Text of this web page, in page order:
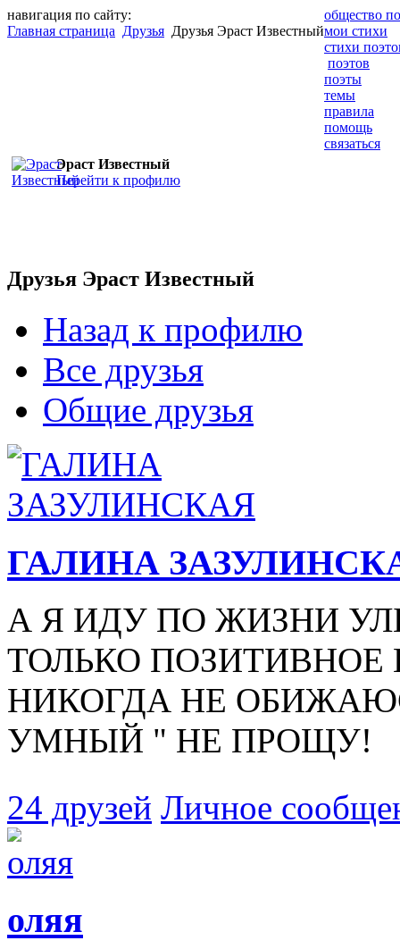
навигация по сайту:
Главная страница Друзья Друзья Эраст Известный
общество
мои стихи
стихи
поэтов
поэты
темы
правила
помощь
связаться
Эраст Известный
Перейти к профилю
Друзья Эраст Известный
Назад к профилю
Все друзья
Общие друзья
ГАЛИНА
А Я ИДУ ПО ЖИЗНИ
ТОЛЬКО ПОЗИТИВНОЕ
НИКОГДА НЕ
УМНЫЙ " НЕ ПРОЩУ!
24 друзей Личное
оляя